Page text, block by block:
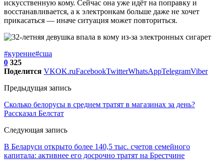
искусственную кому. Сейчас она уже идёт на поправку и
восстанавливается, а к электронкам больше даже не хочет
прикасаться — иначе ситуация может повториться.
#курение#сша
0 325
Поделится VKOK.ruFacebookTwitterWhatsAppTelegramViber
Предыдущая запись
Сколько белорусы в среднем тратят в магазинах за день?
Рассказал Белстат
Следующая запись
В Беларуси открыто более 140,5 тыс. счетов семейного
капитала: активнее его досрочно тратят на Брестчине